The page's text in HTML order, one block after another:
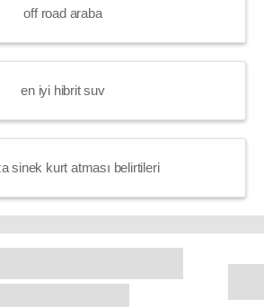
off road araba
en iyi hibrit suv
sinek kurt atması belirtileri